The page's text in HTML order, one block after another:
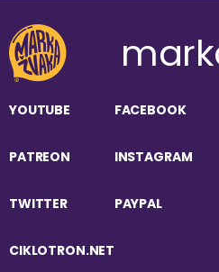
YOUTUBE FACEBOOK
PATREON INSTAGRAM
TWITTER PAYPAL
CIKLOTRON.NET